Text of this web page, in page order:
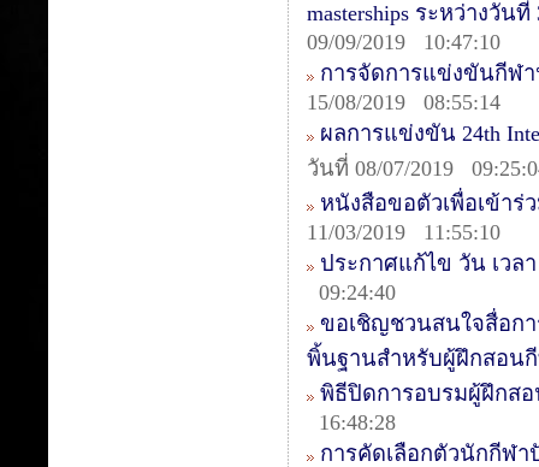
masterships ระหว่างวั
09/09/2019 10:47:10
การจัดการแข่งขันกีฬา
15/08/2019 08:55:14
ผลการแข่งขัน 24th
วันที่ 08/07/2019
หนังสือขอตัวเพื่อเข้าร่
11/03/2019 11:55:10
ประกาศแก้ไข วัน เวล
09:24:40
ขอเชิญชวนสนใจสื่อกา
พิ้นฐานสำหรับผู้ฝึกสอน
พิธีปิดการอบรมผู้ฝึกส
16:48:28
การคัดเลือกตัวนักกีฬ